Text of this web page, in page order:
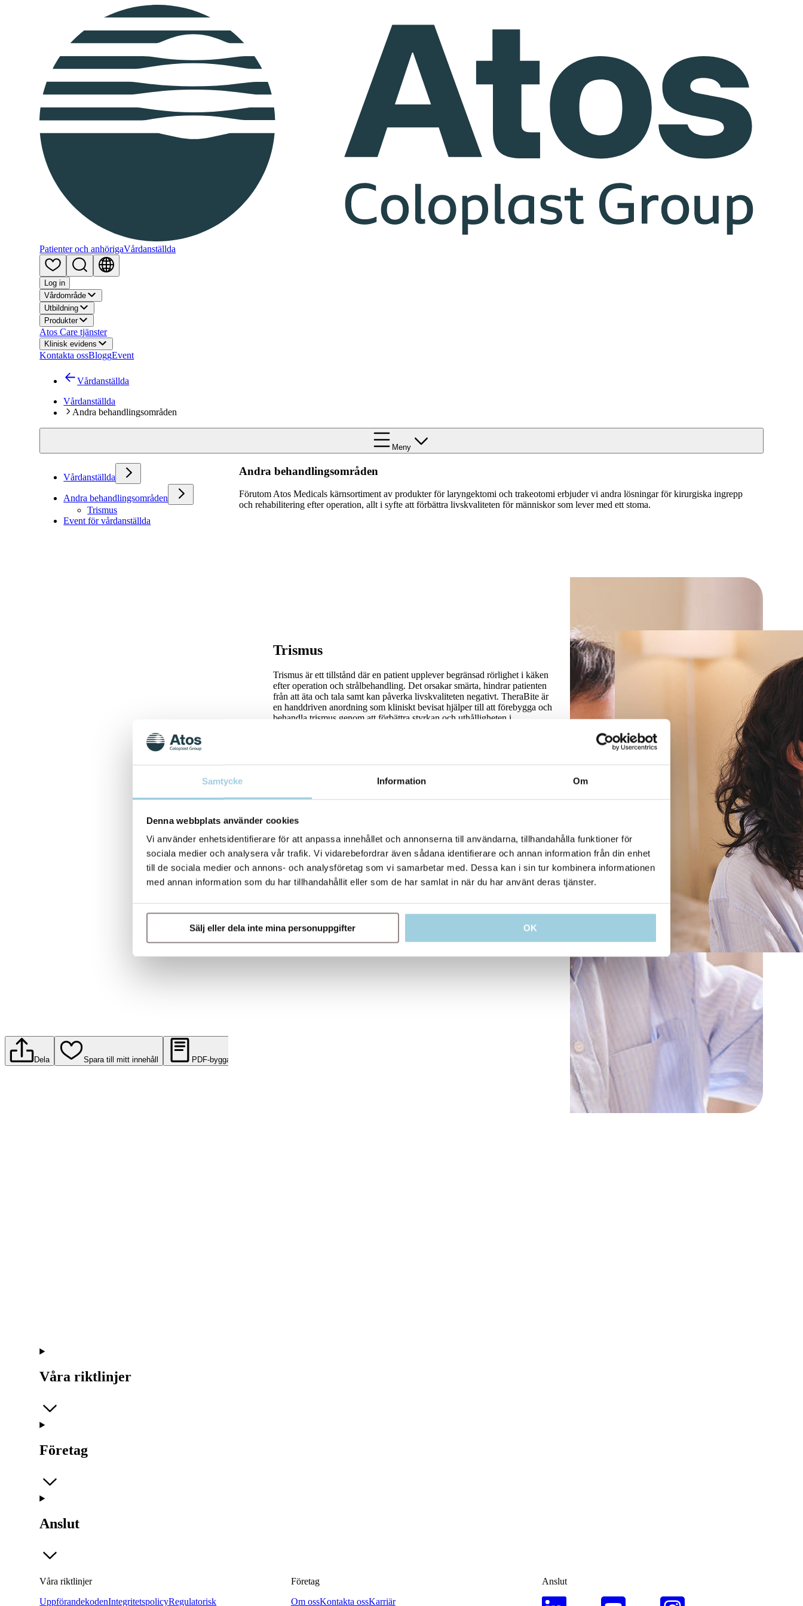
Samtycke Information Om
Denna webbplats använder cookies
Vi använder enhetsidentifierare för att anpassa innehållet och annonserna till användarna, tillhandahålla funktioner för
sociala medier och analysera vår trafik. Vi vidarebefordrar även sådana identifierare och annan information från din enhet
till de sociala medier och annons- och analysföretag som vi samarbetar med. Dessa kan i sin tur kombinera informationen
med annan information som du har tillhandahållit eller som de har samlat in när du har använt deras tjänster.
Sälj eller dela inte mina personuppgifter OK
Patienter och anhörigaVårdanställda
Log in
Vårdområde
Utbildning
Produkter
Atos Care tjänster
Klinisk evidens
Kontakta ossBloggEvent
Vårdanställda
Vårdanställda
Andra behandlingsområden
Meny
Vårdanställda
Andra behandlingsområden
Trismus
Event för vårdanställda
Andra behandlingsområden
Förutom Atos Medicals kärnsortiment av produkter för laryngektomi och trakeotomi erbjuder vi andra lösningar för kirurgiska ingrepp
och rehabilitering efter operation, allt i syfte att förbättra livskvaliteten för människor som lever med ett stoma.
Trismus
Trismus är ett tillstånd där en patient upplever begränsad rörlighet i käken
efter operation och strålbehandling. Det orsakar smärta, hindrar patienten
från att äta och tala samt kan påverka livskvaliteten negativt. TheraBite är
en handdriven anordning som kliniskt bevisat hjälper till att förebygga och
behandla trismus genom att förbättra styrkan och uthålligheten i
Dela Spara till mitt innehåll PDF-byggare
Våra riktlinjer
Företag
Anslut
Våra riktlinjer
UppförandekodenIntegritetspolicyRegulatorisk
Företag
Om ossKontakta ossKarriär
Anslut